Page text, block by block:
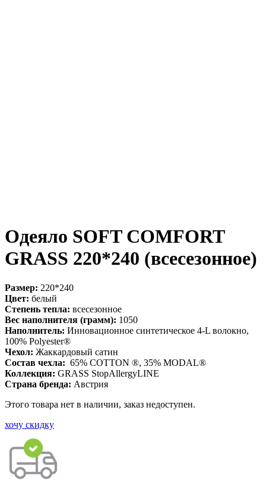
Одеяло SOFT COMFORT
GRASS 220*240 (всесезонное)
Размер: 220*240
Цвет: белый
Степень тепла: всесезонное
Вес наполнителя (грамм): 1050
Наполнитель: Инновационное синтетическое 4-L волокно,
100% Polyester®
Чехол: Жаккардовый сатин
Состав чехла: 65% COTTON ®, 35% MODAL®
Коллекция: GRASS StopAllergyLINE
Страна бренда: Австрия
Этого товара нет в наличии, заказ недоступен.
хочу скидку